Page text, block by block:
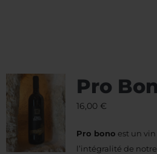
Pro
16,00 €
Pro bono est un
l’intégralité de